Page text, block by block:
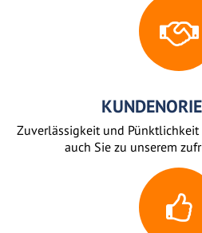
Zuverlässigkeit und Pünktlichkeit
auch Sie zu unserem